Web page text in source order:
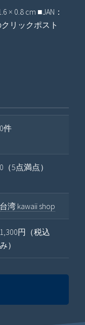
× 0.8 cm ■JAN：
リックポスト
0件
0（5点満点）
台湾 kawaii shop
1,300円（税込
み）